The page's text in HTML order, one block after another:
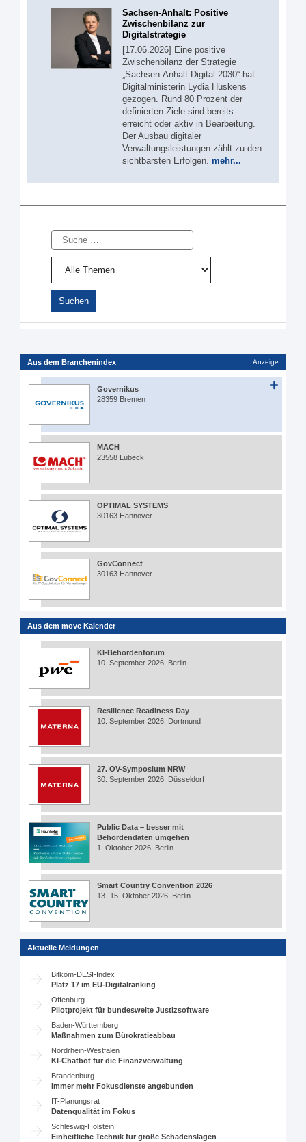
Sachsen-Anhalt: Positive
Zwischenbilanz zur
Digitalstrategie
[17.06.2026] Eine positive
Zwischenbilanz der Strategie
„Sachsen-Anhalt Digital 2030“ hat
Digitalministerin Lydia Hüskens
gezogen. Rund 80 Prozent der
definierten Ziele sind bereits
erreicht oder aktiv in Bearbeitung.
Der Ausbau digitaler
Verwaltungsleistungen zählt zu den
sichtbarsten Erfolgen. mehr...
Suche
Aus dem Branchenindex Anzeige
Governikus
28359 Bremen
MACH
23558 Lübeck
OPTIMAL SYSTEMS
30163 Hannover
GovConnect
30163 Hannover
Aus dem move Kalender
KI-Behördenforum
10. September 2026, Berlin
Resilience Readiness Day
10. September 2026, Dortmund
27. ÖV-Symposium NRW
30. September 2026, Düsseldorf
Public Data – besser mit
Behördendaten umgehen
1. Oktober 2026, Berlin
Smart Country Convention 2026
13.-15. Oktober 2026, Berlin
Aktuelle Meldungen
Bitkom-DESI-Index
Platz 17 im EU-Digitalranking
Offenburg
Pilotprojekt für bundesweite Justizsoftware
Baden-Württemberg
Maßnahmen zum Bürokratieabbau
Nordrhein-Westfalen
KI-Chatbot für die Finanzverwaltung
Brandenburg
Immer mehr Fokusdienste angebunden
IT-Planungsrat
Datenqualität im Fokus
Schleswig-Holstein
Einheitliche Technik für große Schadenslagen